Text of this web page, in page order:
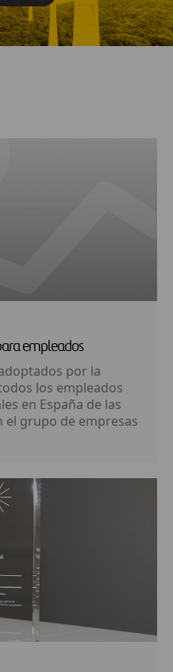
empleados
por la
los empleados
en España de las
el grupo de empresas